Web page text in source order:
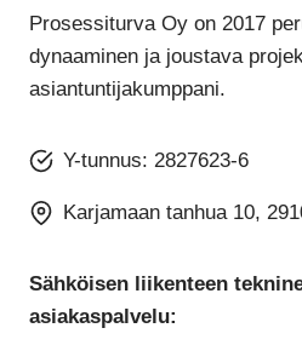
Prosessiturva Oy on 2017
dynaaminen ja joustava
asiantuntijakumppani.
Y-tunnus: 2827623-6
Karjamaan tanhua 10,
Sähköisen liikenteen
asiakaspalvelu: